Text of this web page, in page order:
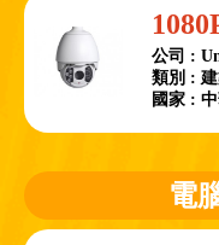
公司 :
類別 :
國家 :
電